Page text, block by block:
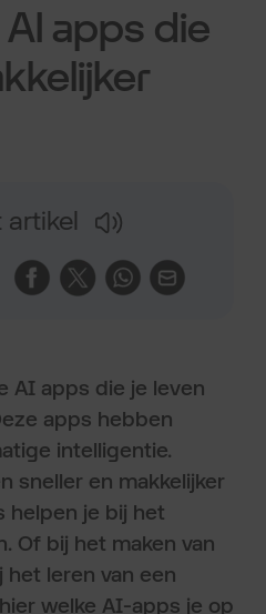
apps die
artikel
AI apps die je leven
apps hebben
intelligentie.
sneller en makkelijker
helpen je bij het
Of bij het maken van
het leren van een
welke AI-apps je op